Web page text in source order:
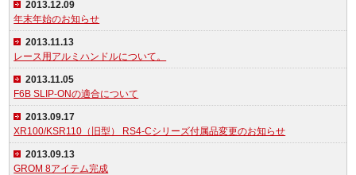
2013.12.09
年末年始のお知らせ
2013.11.13
レース用アルミハンドルについて。
2013.11.05
F6B SLIP-ONの適合について
2013.09.17
XR100/KSR110（旧型） RS4-Cシリーズ付属品変更のお知らせ
2013.09.13
GROM 8アイテム完成